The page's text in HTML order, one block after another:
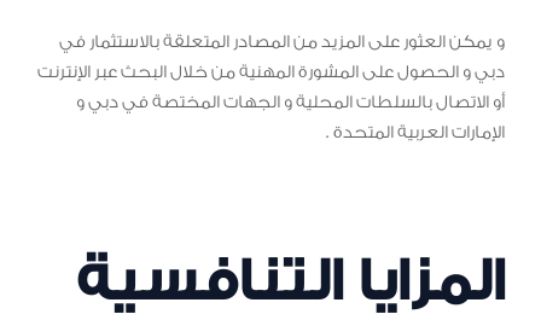
و يمكن العثور على المزيد من المصادر المتعلقة بالاستثمار في
دبي و الحصول على المشورة المهنية من خلال البحث عبر الإنترنت
أو الاتصال بالسلطات المحلية و الجهات المختصة في دبي و
الإمارات العربية المتحدة .
المزايا التنافسية